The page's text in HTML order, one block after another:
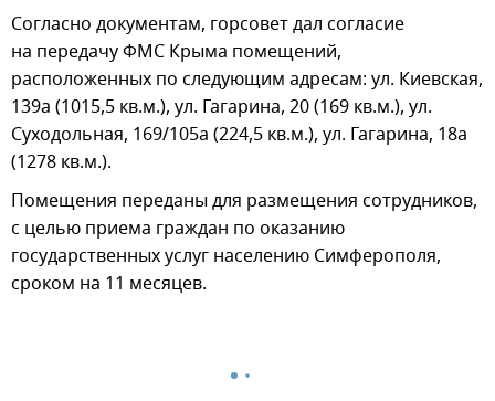
Согласно документам, горсовет дал согласие
на передачу ФМС Крыма помещений,
расположенных по следующим адресам: ул. Киевская,
139а (1015,5 кв.м.), ул. Гагарина, 20 (169 кв.м.), ул.
Суходольная, 169/105а (224,5 кв.м.), ул. Гагарина, 18а
(1278 кв.м.).
Помещения переданы для размещения сотрудников,
с целью приема граждан по оказанию
государственных услуг населению Симферополя,
сроком на 11 месяцев.